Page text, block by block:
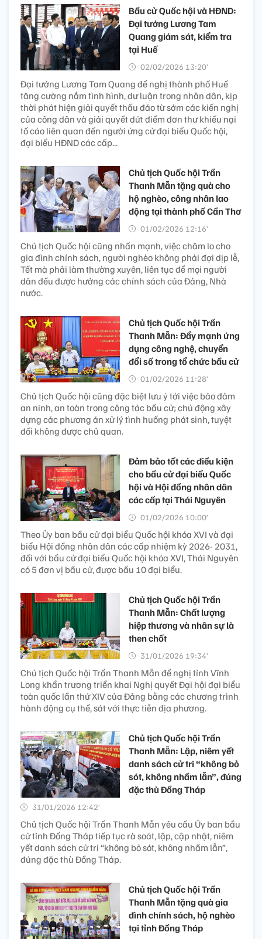
Bầu cử Quốc hội và HĐND:
Đại tướng Lương Tam
Quang giám sát, kiểm tra
tại Huế
02/02/2026 13:20’
Đại tướng Lương Tam Quang đề nghị thành phố Huế
tăng cường nắm tình hình, dư luận trong nhân dân, kịp
thời phát hiện giải quyết thấu đáo từ sớm các kiến nghị
của công dân và giải quyết dứt điểm đơn thư khiếu nại
tố cáo liên quan đến người ứng cử đại biểu Quốc hội,
đại biểu HĐND các cấp...
Chủ tịch Quốc hội Trần
Thanh Mẫn tặng quà cho
hộ nghèo, công nhân lao
động tại thành phố Cần Thơ
01/02/2026 12:16’
Chủ tịch Quốc hội cũng nhấn mạnh, việc chăm lo cho
gia đình chính sách, người nghèo không phải đợi dịp lễ,
Tết mà phải làm thường xuyên, liên tục để mọi người
dân đều được hưởng các chính sách của Đảng, Nhà
nước.
Chủ tịch Quốc hội Trần
Thanh Mẫn: Đẩy mạnh ứng
dụng công nghệ, chuyển
đổi số trong tổ chức bầu cử
01/02/2026 11:28’
Chủ tịch Quốc hội cũng đặc biệt lưu ý tới việc bảo đảm
an ninh, an toàn trong công tác bầu cử; chủ động xây
dựng các phương án xử lý tình huống phát sinh, tuyệt
đối không được chủ quan.
Đảm bảo tốt các điều kiện
cho bầu cử đại biểu Quốc
hội và Hội đồng nhân dân
các cấp tại Thái Nguyên
01/02/2026 10:00’
Theo Ủy ban bầu cử đại biểu Quốc hội khóa XVI và đại
biểu Hội đồng nhân dân các cấp nhiệm kỳ 2026- 2031,
đối với bầu cử đại biểu Quốc hội khóa XVI, Thái Nguyên
có 5 đơn vị bầu cử, được bầu 10 đại biểu.
Chủ tịch Quốc hội Trần
Thanh Mẫn: Chất lượng
hiệp thương và nhân sự là
then chốt
31/01/2026 19:34’
Chủ tịch Quốc hội Trần Thanh Mẫn đề nghị tỉnh Vĩnh
Long khẩn trương triển khai Nghị quyết Đại hội đại biểu
toàn quốc lần thứ XIV của Đảng bằng các chương trình
hành động cụ thể, sát với thực tiễn địa phương.
Chủ tịch Quốc hội Trần
Thanh Mẫn: Lập, niêm yết
danh sách cử tri “không bỏ
sót, không nhầm lẫn”, đúng
đặc thù Đồng Tháp
31/01/2026 12:42’
Chủ tịch Quốc hội Trần Thanh Mẫn yêu cầu Ủy ban bầu
cử tỉnh Đồng Tháp tiếp tục rà soát, lập, cập nhật, niêm
yết danh sách cử tri “không bỏ sót, không nhầm lẫn”,
đúng đặc thù Đồng Tháp.
Chủ tịch Quốc hội Trần
Thanh Mẫn tặng quà gia
đình chính sách, hộ nghèo
tại tỉnh Đồng Tháp